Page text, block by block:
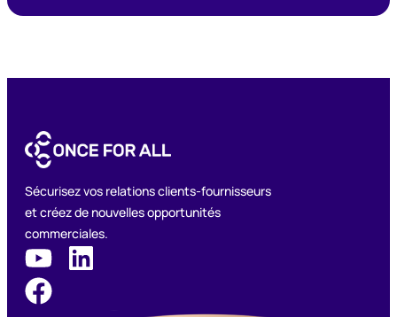
Sécurisez vos relations clients-fournisseurs
et créez de nouvelles opportunités
commerciales.